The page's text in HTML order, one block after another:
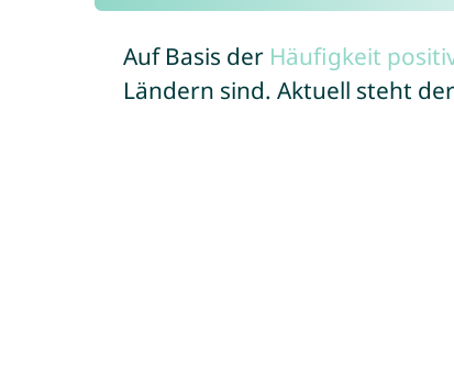
Auf Basis der Häufigkeit
Ländern sind. Aktuell steht